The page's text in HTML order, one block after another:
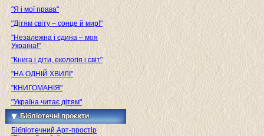
"Я і мої права"
"Дітям світу – сонце й мир!"
"Незалежна і єдина – моя
Україна!"
"Книга і діти, екологія і світ"
"НА ОДНІЙ ХВИЛІ"
"КНИГОМАНІЯ"
"Україна читає дітям"
Бібліотечні проєкти
Бібліотечний Арт-простір